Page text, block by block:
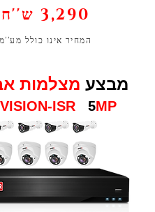
3,290 ש''ח
המחיר אינו כולל מע''מ
מבצע מצלמות
ISR 5MP